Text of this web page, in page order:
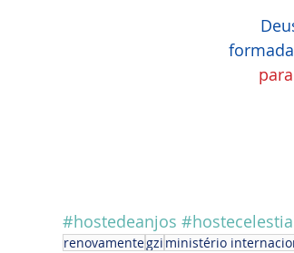
#hostedeanjos
renovamentegzi ministério